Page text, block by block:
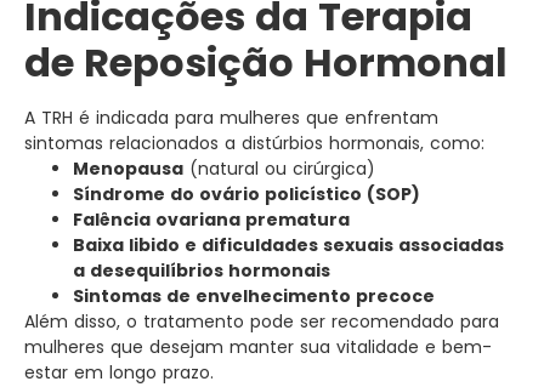
Indicações da Terapia
de Reposição Hormonal
A TRH é indicada para mulheres que enfrentam
sintomas relacionados a distúrbios hormonais, como:
Menopausa (natural ou cirúrgica)
Síndrome do ovário policístico (SOP)
Falência ovariana prematura
Baixa libido e dificuldades sexuais associadas
a desequilíbrios hormonais
Sintomas de envelhecimento precoce
Além disso, o tratamento pode ser recomendado para
mulheres que desejam manter sua vitalidade e bem-
estar em longo prazo.